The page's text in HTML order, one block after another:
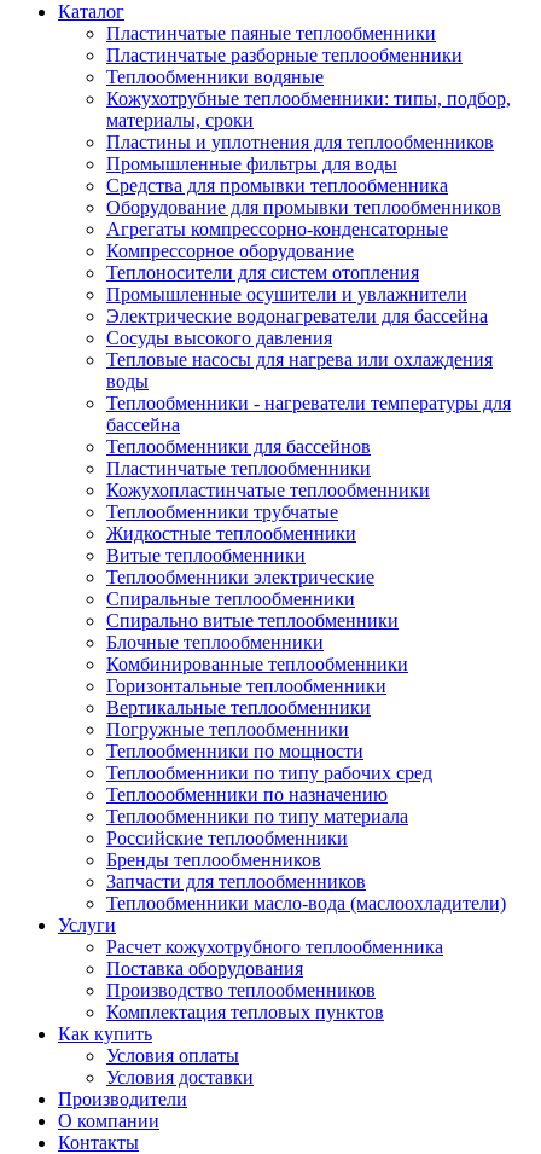
Каталог
Пластинчатые паяные теплообменники
Пластинчатые разборные теплообменники
Теплообменники водяные
Кожухотрубные теплообменники: типы, подбор,
материалы, сроки
Пластины и уплотнения для теплообменников
Промышленные фильтры для воды
Средства для промывки теплообменника
Оборудование для промывки теплообменников
Агрегаты компрессорно-конденсаторные
Компрессорное оборудование
Теплоносители для систем отопления
Промышленные осушители и увлажнители
Электрические водонагреватели для бассейна
Сосуды высокого давления
Тепловые насосы для нагрева или охлаждения
воды
Теплообменники - нагреватели температуры для
бассейна
Теплообменники для бассейнов
Пластинчатые теплообменники
Кожухопластинчатые теплообменники
Теплообменники трубчатые
Жидкостные теплообменники
Витые теплообменники
Теплообменники электрические
Спиральные теплообменники
Спирально витые теплообменники
Блочные теплообменники
Комбинированные теплообменники
Горизонтальные теплообменники
Вертикальные теплообменники
Погружные теплообменники
Теплообменники по мощности
Теплообменники по типу рабочих сред
Теплоообменники по назначению
Теплообменники по типу материала
Российские теплообменники
Бренды теплообменников
Запчасти для теплообменников
Теплообменники масло-вода (маслоохладители)
Услуги
Расчет кожухотрубного теплообменника
Поставка оборудования
Производство теплообменников
Комплектация тепловых пунктов
Как купить
Условия оплаты
Условия доставки
Производители
О компании
Контакты